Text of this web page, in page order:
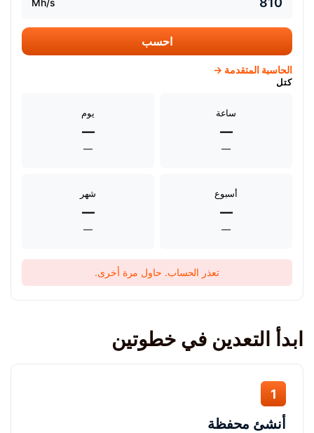
احسب
الحاسبة المتقدمة →
كتل
ساعة
—
—
يوم
—
—
أسبوع
—
—
شهر
—
—
تعذر الحساب. حاول مرة أخرى.
ابدأ التعدين في خطوتين
1
أنشئ محفظة